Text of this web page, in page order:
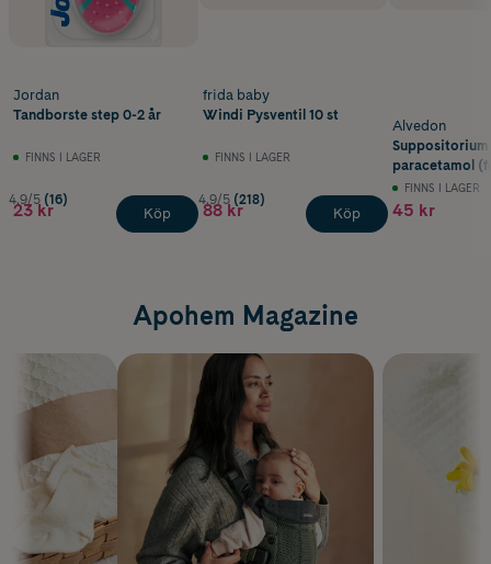
Jordan
Tandborste step 0-2 år
FINNS I LAGER
4.9/5 (16)
23 kr Köp
frida baby
Windi Pysventil 10 st
FINNS I LAGER
4.9/5 (218)
88 kr Köp
Alvedon
Suppositorium
paracetamol
kg) 10 st
FINNS I LAGER
45 kr
Apohem Magazine